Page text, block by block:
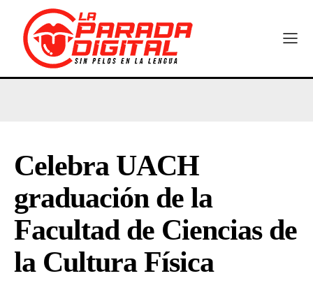
Celebra UACH
graduación de la
Facultad de Ciencias de
la Cultura Física